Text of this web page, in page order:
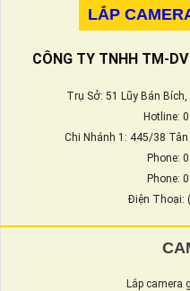
LẮP
CÔNG TY TNHH TM-
Trụ Sở: 51 Lũy Bán
Hotline:
Chi Nhánh 1: 445/38
Phone:
Phone:
Điện Thoại:
Lắp camera